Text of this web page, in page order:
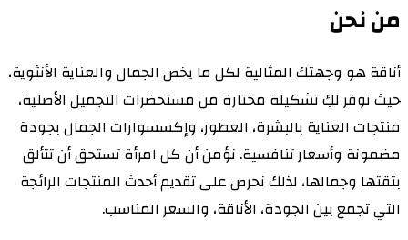
من نحن
أناقة هو وجهتك المثالية لكل ما يخص الجمال والعناية الأنثوية،
حيث نوفر لكِ تشكيلة مختارة من مستحضرات التجميل الأصلية،
منتجات العناية بالبشرة، العطور، وإكسسوارات الجمال بجودة
مضمونة وأسعار تنافسية. نؤمن أن كل امرأة تستحق أن تتألق
بثقتها وجمالها، لذلك نحرص على تقديم أحدث المنتجات الرائجة
التي تجمع بين الجودة، الأناقة، والسعر المناسب.